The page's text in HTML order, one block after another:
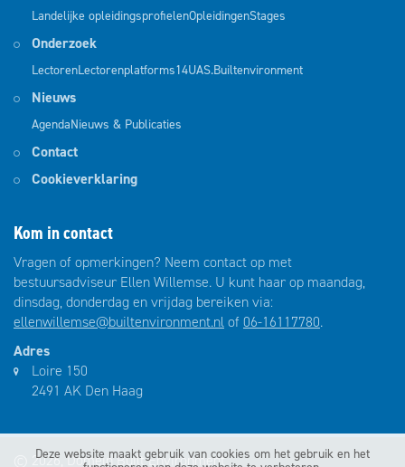
Deze website maakt gebruik van cookies om het gebruik en het
Landelijke opleidingsprofielenOpleidingenStages
Onderzoek
LectorenLectorenplatforms14UAS.Builtenvironment
Nieuws
AgendaNieuws & Publicaties
Contact
Cookieverklaring
Kom in contact
Vragen of opmerkingen? Neem contact op met
bestuursadviseur Ellen Willemse. U kunt haar op maandag,
dinsdag, donderdag en vrijdag bereiken via:
ellenwillemse@builtenvironment.nlof 06-16117780.
Adres
Loire 150
2491 AK Den Haag
© 2026, Domein Built Environment